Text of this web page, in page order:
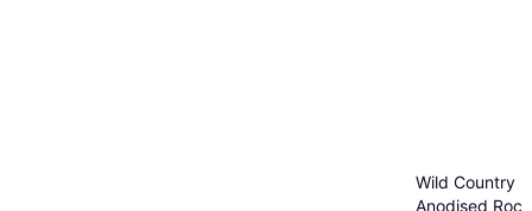
Wild Country
Anodised